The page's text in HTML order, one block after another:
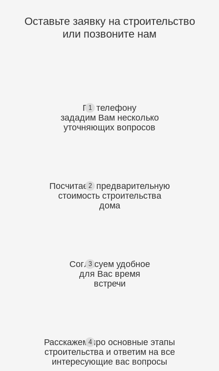
Оставьте заявку на строительство
или позвоните нам
1
По телефону
зададим Вам несколько
уточняющих вопросов
2
Посчитаем предварительную
стоимость строительства
дома
3
Согласуем удобное
для Вас время
встречи
4
Расскажем про основные этапы
строительства и ответим на все
интересующие вас вопросы